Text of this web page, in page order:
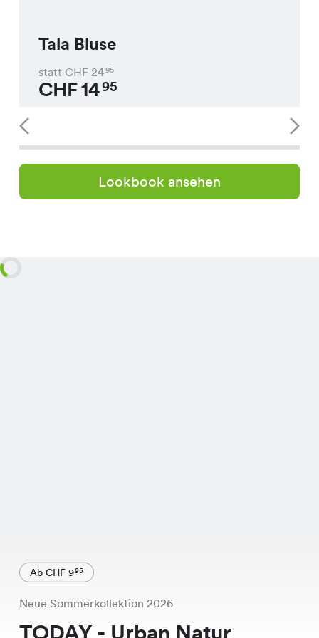
Tala Bluse
statt CHF 2495
CHF1495
Lookbook ansehen
Ab CHF 995
Neue Sommerkollektion 2026
TODAY - Urban Natur